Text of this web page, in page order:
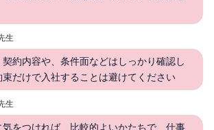
生
契約内容や、条件面などはしっかり確認し
束だけで入社することは避けてください
生
気をつければ、比較的よいかたちで、仕事